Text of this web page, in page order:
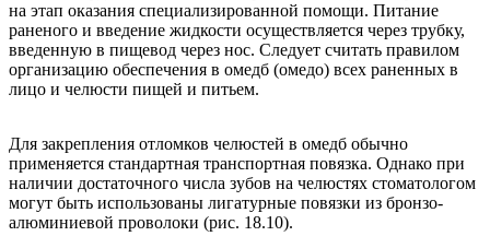
на этап оказания специализированной помощи. Питание
раненого и введение жидкости осуществляется через трубку,
введенную в пищевод через нос. Следует считать правилом
организацию обеспечения в омедб (омедо) всех раненных в
лицо и челюсти пищей и питьем.
Для закрепления отломков челюстей в омедб обычно
применяется стандартная транспортная повязка. Однако при
наличии достаточного числа зубов на челюстях стоматологом
могут быть использованы лигатурные повязки из бронзо-
алюминиевой проволоки (рис. 18.10).